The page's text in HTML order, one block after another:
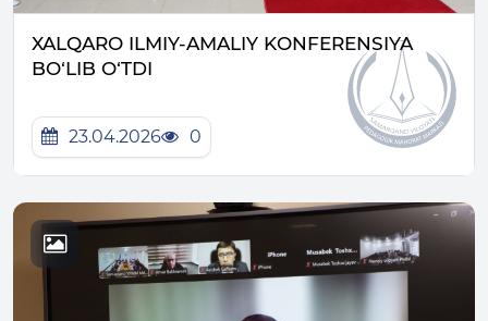
XALQARO ILMIY-AMALIY KONFERENSIYA
BO‘LIB O‘TDI
23.04.2026 0